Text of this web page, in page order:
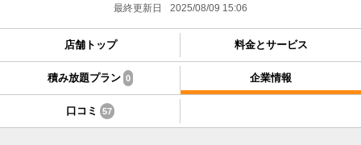
最終更新日 2025/08/09 15:06
店舗トップ 料金とサービス
積み放題プラン 0 企業情報
口コミ 57